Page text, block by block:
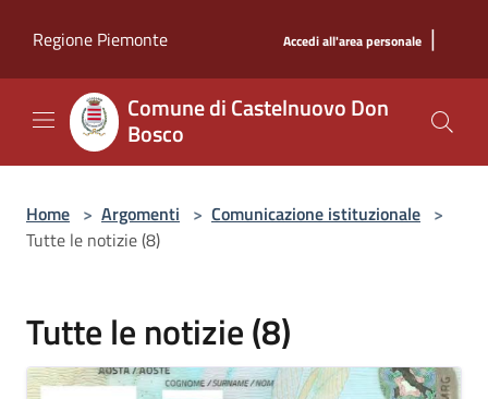
Regione Piemonte
Accedi all'area personale |
Comune di Castelnuovo Don
Bosco
Home > Argomenti > Comunicazione istituzionale >
Tutte le notizie (8)
Tutte le notizie (8)